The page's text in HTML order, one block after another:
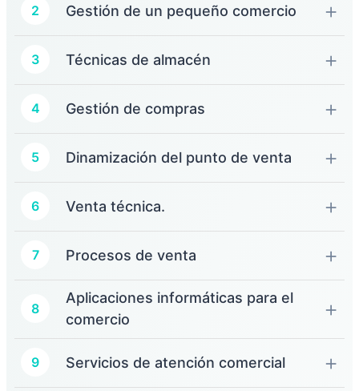
2 Gestión de un pequeño comercio
3 Técnicas de almacén
4 Gestión de compras
5 Dinamización del punto de venta
6 Venta técnica.
7 Procesos de venta
8
Aplicaciones informáticas para el
comercio
9 Servicios de atención comercial